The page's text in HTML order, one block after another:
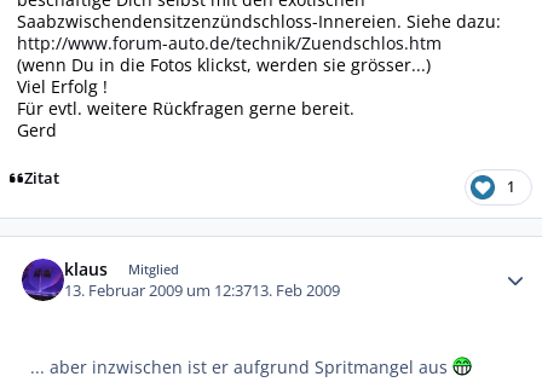
Saabzwischendensitzenzündschloss-Innereien. Siehe dazu:
http://www.forum-auto.de/technik/Zuendschlos.htm
(wenn Du in die Fotos klickst, werden sie grösser...)
Viel Erfolg !
Für evtl. weitere Rückfragen gerne bereit.
Gerd
Zitat 1
klaus Mitglied
13. Februar 2009 um 12:3713. Feb 2009
... aber inzwischen ist er aufgrund Spritmangel aus